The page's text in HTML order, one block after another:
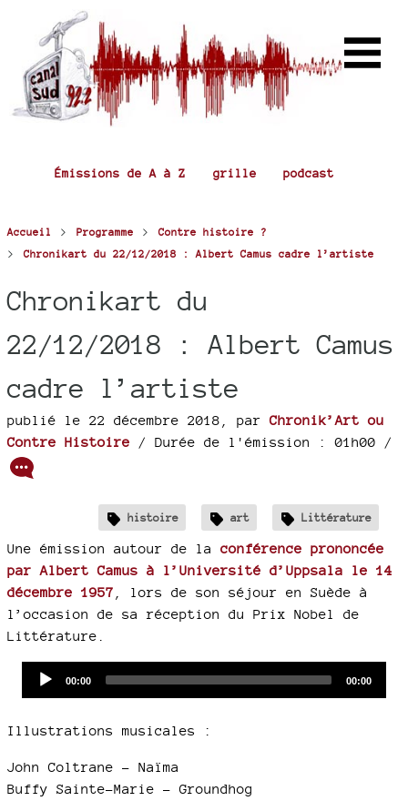
Émissions de A à Z grille podcast
Accueil > Programme > Contre histoire ?
> Chronikart du 22/12/2018 : Albert Camus cadre l’artiste
Chronikart du
22/12/2018 : Albert Camus
cadre l’artiste
publié le 22 décembre 2018 parChronik’Art ou
Contre Histoire
/ Durée de l'émission : 01h00 /
histoire art Littérature
Une émission autour de la conférence prononcée
par Albert Camus à l’Université d’Uppsala le 14
décembre 1957 , lors de son séjour en Suède à
l’occasion de sa réception du Prix Nobel de
Littérature.
Current
00:00
Total
00:00
Illustrations musicales :
John Coltrane - Naïma
Buffy Sainte-Marie - Groundhog